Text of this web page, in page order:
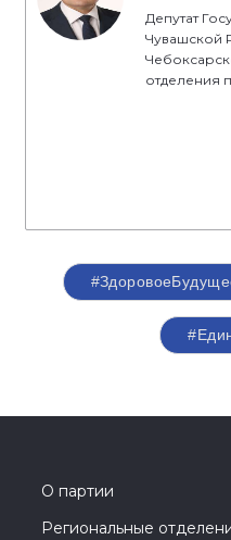
Депутат
Чувашской
отделения
О партии
Региональные